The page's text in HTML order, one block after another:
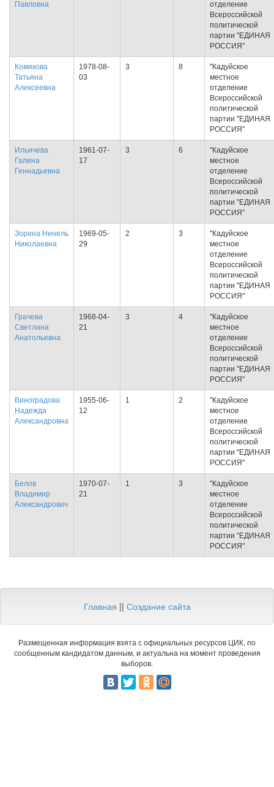
Павловна
отделение
Всероссийской
политической
партии "ЕДИНАЯ
РОССИЯ"
Комякова
Татьяна
Алексеевна
1978-08-
03
3 8
"Кадуйское
местное
отделение
Всероссийской
политической
партии "ЕДИНАЯ
РОССИЯ"
Ильичева
Галина
Геннадьевна
1961-07-
17
3 6
"Кадуйское
местное
отделение
Всероссийской
политической
партии "ЕДИНАЯ
РОССИЯ"
Зорина Нинель
Николаевна
1969-05-
29
2 3
"Кадуйское
местное
отделение
Всероссийской
политической
партии "ЕДИНАЯ
РОССИЯ"
Грачева
Светлана
Анатольевна
1968-04-
21
3 4
"Кадуйское
местное
отделение
Всероссийской
политической
партии "ЕДИНАЯ
РОССИЯ"
Виноградова
Надежда
Александровна
1955-06-
12
1 2
"Кадуйское
местное
отделение
Всероссийской
политической
партии "ЕДИНАЯ
РОССИЯ"
Белов
Владимир
Александрович
1970-07-
21
1 3
"Кадуйское
местное
отделение
Всероссийской
политической
партии "ЕДИНАЯ
РОССИЯ"
Главная || Создание сайта
Размещенная информация взята с официальных ресурсов ЦИК, по
сообщенным кандидатом данным, и актуальна на момент проведения
выборов.